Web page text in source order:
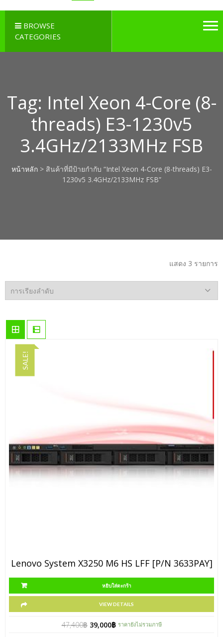
BROWSE
CATEGORIES
Tag: Intel Xeon 4-Core (8-
threads) E3-1230v5
3.4GHz/2133MHz FSB
หน้าหลัก> สินค้าที่มีป้ายกำกับ “Intel Xeon 4-Core (8-threads) E3-
1230v5 3.4GHz/2133MHz FSB”
แสดง 3 รายการ
SALE!
Lenovo System X3250 M6 HS LFF [P/N 3633PAY]
หยิบใส่ตะกร้า
VIEW DETAILS
47,400฿ 39,000฿ ราคายังไม่รวมภาษี